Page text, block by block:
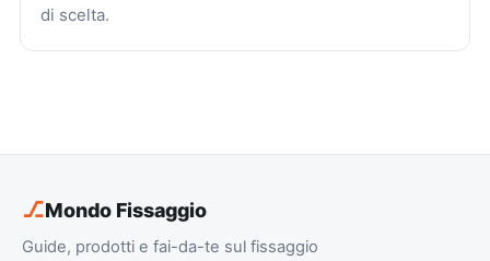
di scelta.
⎇Mondo Fissaggio
Guide, prodotti e fai-da-te sul fissaggio